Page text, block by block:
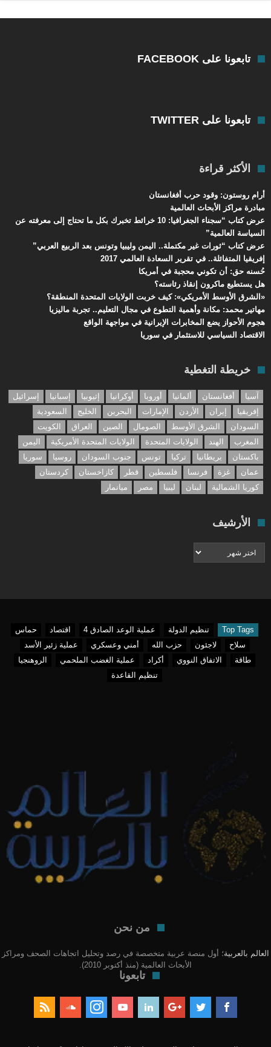
تابعونا على FACEBOOK
تابعونا على TWITTER
الأكثر قراءة
أرام روستون: وقود حرب أفغانستان
مبادرة مراكز الأبحاث العالمية
عرض كتاب “سجناء الجغرافيا: 10 خرائط تخبرك بكل ما تحتاج إلى معرفته عن
السياسة العالمية”
عرض كتاب “ثورات غير مكتملة.. اليمن وليبيا وتونس بعد الربيع العربي”
إفريقيا المتفائلة.. في تقرير السعادة العالمي 2017
حُسنه حق: أن تكوني محجبة في أمريكا
هل يستطيع ماكرون إنقاذ رئاسته؟
«الشرق الأوسط الأمريكي»: كيف خربت الولايات المتحدة المنطقة؟
مهاتير محمد: مكانة وأهمية التطوع في مجال التعليم.. تجربة ماليزيا
هجوم الأحواز يضع المخابرات الإيرانية في مواجهة الواقع
الاقتصاد السياسي للاستثمار في سوريا
خريطة التغطية
آسيا أفغانستان ألمانيا أوروبا أوكرانيا إثيوبيا إسبانيا
إسرائيل
إفريقيا
إيران الأردن الإمارات البحرين الخليج
السعودية
السودان
الشرق الأوسط الصومال الصين العراق
الكويت
المغرب
الهند الولايات المتحدة الولايات المتحدة الأمريكية
اليمن
باكستان
بريطانيا تركيا تونس جنوب السودان روسيا
سوريا
عمان
غزة فرنسا فلسطين قطر كازاخستان
كردستان
كوريا الشمالية
لبنان ليبيا مصر ميانمار
الأرشيف
الأرشيف
Top Tags تنظيم الدولة عملية الوعد الصادق 4 اقتصاد
حماس
سلاح
لاجئون حزب الله أمني وعسكري
عملية زئير الأسد
طاقة
الاتفاق النووي أكراد عملية الغضب الملحمي
الروهنجيا
تنظيم القاعدة
من نحن
العالم بالعربية؛ أول منصة عربية متخصصة في رصد وتحليل اتجاهات الصحف ومراكز
الأبحاث العالمية (منذ أكتوبر 2010).
تابعونا